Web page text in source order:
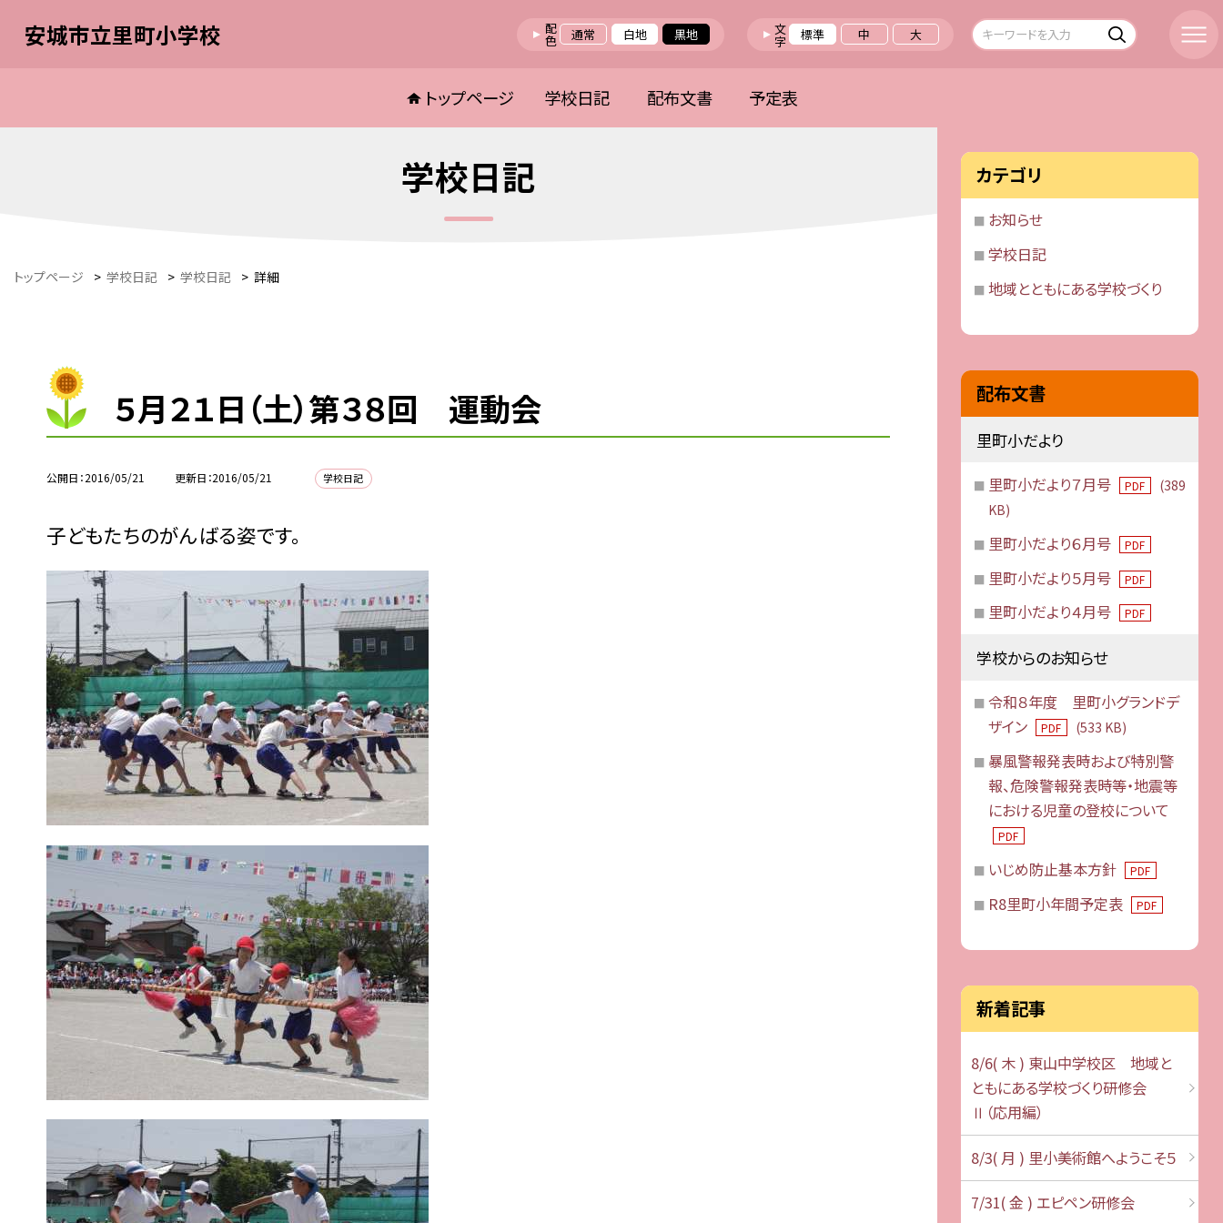
安城市立里町小学校 配色 通常 白地 黒地 文字 標準 中 大
トップページ 学校日記 配布文書 予定表
学校日記
トップページ > 学校日記 > 学校日記 > 詳細
５月２１日（土）第３８回 運動会
公開日 2016/05/21 更新日 2016/05/21 学校日記
子どもたちのがんばる姿です。
カテゴリ
お知らせ
学校日記
地域とともにある学校づくり
配布文書
里町小だより
里町小だより７月号 PDF
(389
KB)
里町小だより６月号 PDF
里町小だより５月号 PDF
里町小だより４月号 PDF
学校からのお知らせ
令和８年度 里町小グランドデ
ザイン
PDF (533 KB)
暴風警報発表時および特別警
報、危険警報発表時等・地震等
における児童の登校について
PDF
いじめ防止基本方針 PDF
R8里町小年間予定表 PDF
新着記事
8/6( 木 ) 東山中学校区 地域と
ともにある学校づくり研修会
Ⅱ（応用編）
8/3( 月 ) 里小美術館へようこそ５
7/31( 金 ) エピペン研修会